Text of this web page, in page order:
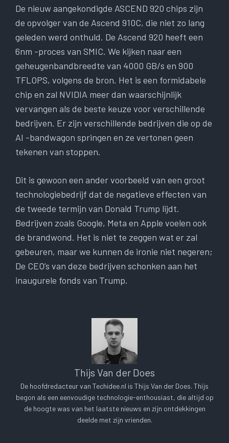
De nieuw aangekondigde ASCEND 920 chips zijn
de opvolger van de Ascend 910C, die niet zo lang
geleden werd onthuld. De Ascend 920 heeft een
6nm -proces van SMIC. We kijken naar een
geheugenbandbreedte van 4000 GB/s en 900
TFLOPS, volgens de bron. Het is een formidabele
chip en zal NVIDIA meer dan waarschijnlijk
vervangen als de beste keuze voor verschillende
bedrijven. Er zijn verschillende bedrijven die op de
AI -bandwagon springen en ze vertonen geen
tekenen van stoppen.
Dit is gewoon een ander voorbeeld van een groot
technologiebedrijf dat de negatieve effecten van
de tweede termijn van Donald Trump lijdt.
Bedrijven zoals Google, Meta en Apple voelen ook
de brandwond. Het is niet te zeggen wat er zal
gebeuren, maar we kunnen de ironie niet negeren;
De CEO’s van deze bedrijven schonken aan het
inaugurele fonds van Trump.
Thijs Van der Does
De hoofdredacteur van Techidee.nl is Thijs Van der Does. Thijs
begon als een eenvoudige technologie-enthousiast, die altijd op
de hoogte was van het laatste nieuws en zijn ontdekkingen
deelde met zijn vrienden.